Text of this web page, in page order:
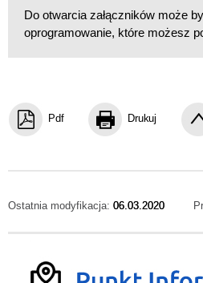
Do otwarcia załączników może
oprogramowanie, które możesz
Pdf Drukuj
Ostatnia modyfikacja: 06.03.2020